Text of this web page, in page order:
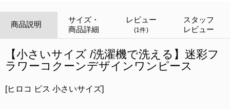
商品説明
サイズ・
商品詳細
レビュー
(1件)
スタッフ
レビュー
【小さいサイズ /洗濯機で洗える】迷彩フ
ラワーコクーンデザインワンピース
[ヒロコ ビス 小さいサイズ]